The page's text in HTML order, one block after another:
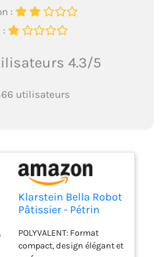
:
:
4.3/5
utilisateurs
Klarstein Bella Robot
Pâtissier - Pétrin
en Acier Inoxydable,
Fonction Pulse,
POLYVALENT: Format
compact, design élégant et